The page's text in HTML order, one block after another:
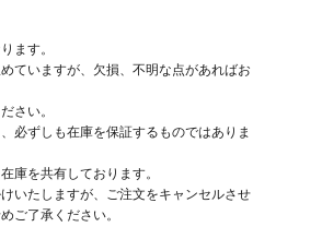
ます。
ていますが、欠損、不明な点があればお
さい。
必ずしも在庫を保証するものではありま
庫を共有しております。
いたしますが、ご注文をキャンセルさせ
ご了承ください。